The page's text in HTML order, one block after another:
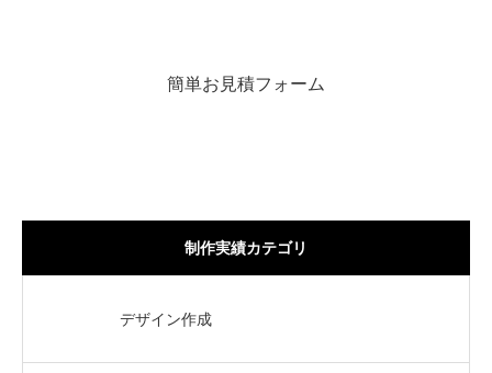
簡単お見積フォーム
制作実績カテゴリ
デザイン作成